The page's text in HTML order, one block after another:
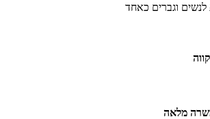
וגברים כאחד
מלאה